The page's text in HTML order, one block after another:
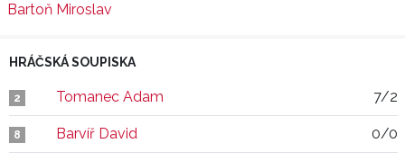
Bartoň Miroslav
HRÁČSKÁ SOUPISKA
2 Tomanec Adam 7/2
8 Barvíř David 0/0